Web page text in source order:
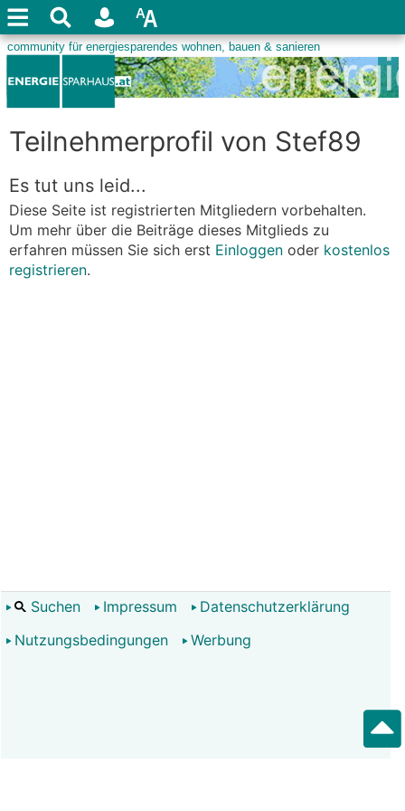
Teilnehmerprofil von Stef89
Es tut uns leid...
Diese Seite ist registrierten Mitgliedern vorbehalten.
Um mehr über die Beiträge dieses Mitglieds zu
erfahren müssen Sie sich erst Einloggen oder kostenlos
registrieren.
Suchen Impressum
Datenschutzerklärung
Nutzungsbedingungen
Werbung